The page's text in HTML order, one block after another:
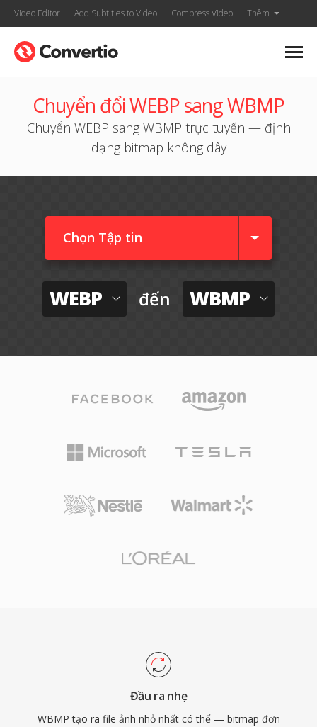
Video Editor Add Subtitles to Video Compress Video Thêm
Chuyển đổi WEBP sang WBMP
Chuyển WEBP sang WBMP trực tuyến — định
dạng bitmap không dây
Chọn Tập tin
WEBP đến WBMP
Đầu ra nhẹ
WBMP tạo ra file ảnh nhỏ nhất có thể — bitmap đơn